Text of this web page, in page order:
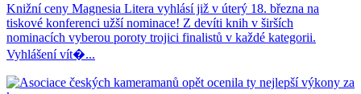
Knižní ceny Magnesia Litera vyhlásí již v úterý 18. března na
tiskové konferenci užší nominace! Z devíti knih v širších
nominacích vyberou poroty trojici finalistů v každé kategorii.
Vyhlášení vít�...